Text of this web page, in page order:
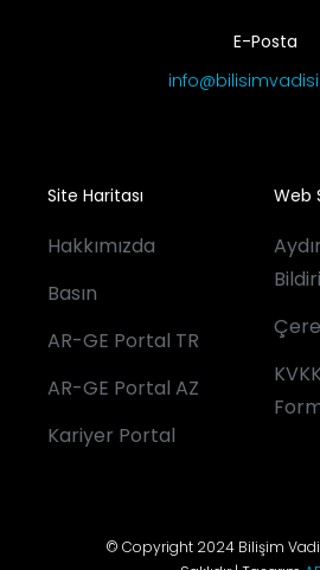
E-Posta
Site Haritası
Hakkımızda
Basın
AR-GE Portal TR
AR-GE Portal AZ
Kariyer Portal
Web
© Copyright 2024 Bilişim